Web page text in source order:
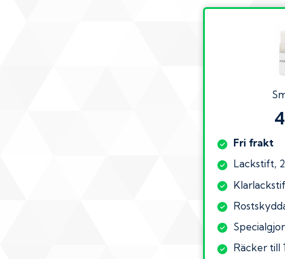
Fri frakt
Lackstift,
Räcker till